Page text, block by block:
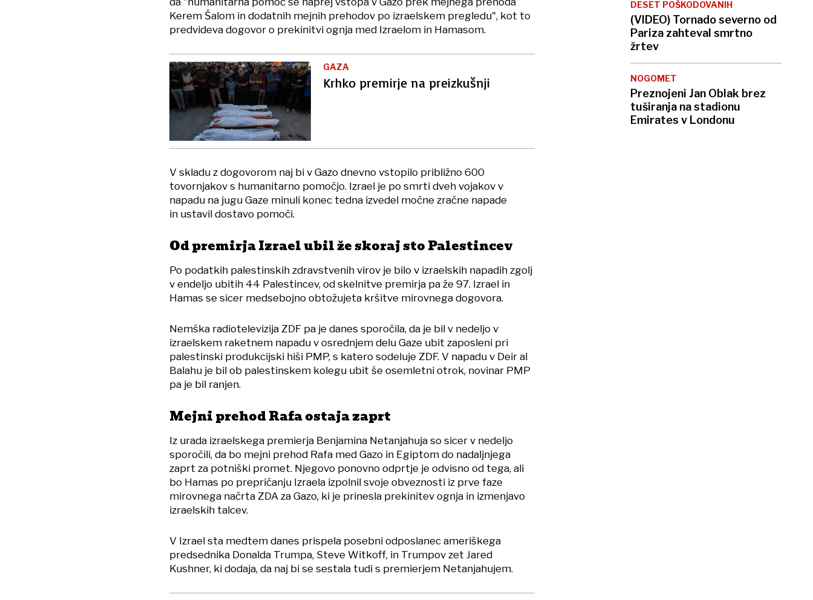
Kerem Šalom in dodatnih mejnih prehodov po izraelskem pregledu", kot to
predvideva dogovor o prekinitvi ognja med Izraelom in Hamasom.
GAZA
Krhko premirje na preizkušnji
V skladu z dogovorom naj bi v Gazo dnevno vstopilo približno 600
tovornjakov s humanitarno pomočjo. Izrael je po smrti dveh vojakov v
napadu na jugu Gaze minuli konec tedna izvedel močne zračne napade
in ustavil dostavo pomoči.
Od premirja Izrael ubil že skoraj sto Palestincev
Po podatkih palestinskih zdravstvenih virov je bilo v izraelskih napadih zgolj
v endeljo ubitih 44 Palestincev, od skelnitve premirja pa že 97. Izrael in
Hamas se sicer medsebojno obtožujeta kršitve mirovnega dogovora.
Nemška radiotelevizija ZDF pa je danes sporočila, da je bil v nedeljo v
izraelskem raketnem napadu v osrednjem delu Gaze ubit zaposleni pri
palestinski produkcijski hiši PMP, s katero sodeluje ZDF. V napadu v Deir al
Balahu je bil ob palestinskem kolegu ubit še osemletni otrok, novinar PMP
pa je bil ranjen.
Mejni prehod Rafa ostaja zaprt
Iz urada izraelskega premierja Benjamina Netanjahuja so sicer v nedeljo
sporočili, da bo mejni prehod Rafa med Gazo in Egiptom do nadaljnjega
zaprt za potniški promet. Njegovo ponovno odprtje je odvisno od tega, ali
bo Hamas po prepričanju Izraela izpolnil svoje obveznosti iz prve faze
mirovnega načrta ZDA za Gazo, ki je prinesla prekinitev ognja in izmenjavo
izraelskih talcev.
V Izrael sta medtem danes prispela posebni odposlanec ameriškega
predsednika Donalda Trumpa, Steve Witkoff, in Trumpov zet Jared
Kushner, ki dodaja, da naj bi se sestala tudi s premierjem Netanjahujem.​
DESET POŠKODOVANIH
(VIDEO) Tornado severno od
Pariza zahteval smrtno
žrtev
NOGOMET
Preznojeni Jan Oblak brez
tuširanja na stadionu
Emirates v Londonu